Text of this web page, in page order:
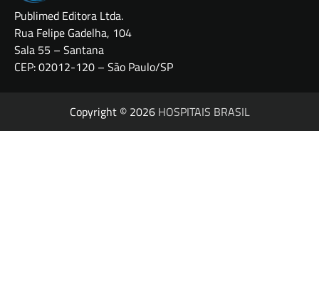
Publimed Editora Ltda.
Rua Felipe Gadelha, 104
Sala 55 – Santana
CEP: 02012-120 – São Paulo/SP
Copyright © 2026 HOSPITAIS BRASIL